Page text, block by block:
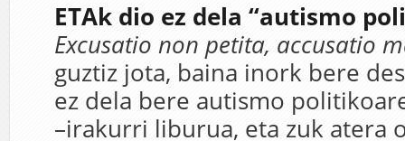
ETAk dio ez dela “autismo
Excusatio non petita, accusatio
guztiz jota, baina inork bere
ez dela bere autismo
–irakurri liburua, eta zuk atera